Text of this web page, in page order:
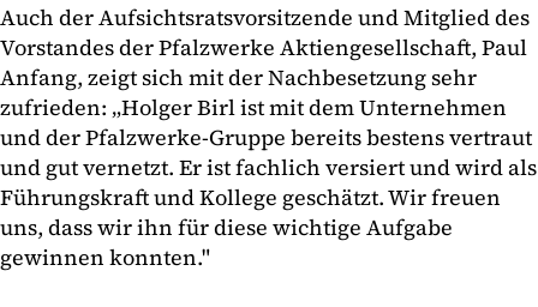
Auch der Aufsichtsratsvorsitzende und Mitglied des
Vorstandes der Pfalzwerke Aktiengesellschaft, Paul
Anfang, zeigt sich mit der Nachbesetzung sehr
zufrieden: „Holger Birl ist mit dem Unternehmen
und der Pfalzwerke-Gruppe bereits bestens vertraut
und gut vernetzt. Er ist fachlich versiert und wird als
Führungskraft und Kollege geschätzt. Wir freuen
uns, dass wir ihn für diese wichtige Aufgabe
gewinnen konnten."